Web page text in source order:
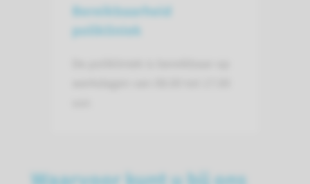
Bereikbaarheid
polikliniek